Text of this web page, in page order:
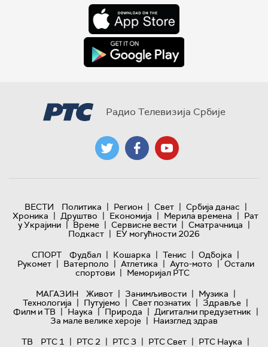
Радио Телевизија Србије
ВЕСТИ Политика | Регион | Свет | Србија данас |
Хроника | Друштво | Економија | Мерила времена | Рат
у Украјини | Време | Сервисне вести | Сматрачница |
Подкаст | ЕУ могућности 2026
СПОРТ
Фудбал | Кошарка | Тенис | Одбојка |
Рукомет | Ватерполо | Атлетика | Ауто-мото | Остали
спортови | Меморијал РТС
МАГАЗИН
Живот | Занимљивости | Музика |
Технологијa | Путујемо | Свет познатих | Здравље |
Филм и ТВ | Наука | Природа | Дигитални предузетник |
За мале велике хероје | Наизглед здрав
ТВ
РТС 1 | РТС 2 | РТС 3 | РТС Свет | РТС Наука |